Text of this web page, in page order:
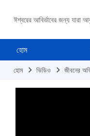
ঈশ্বরের আবির্ভাবের জন্য যারা
হোম
হোম ভিডিও জীবনের